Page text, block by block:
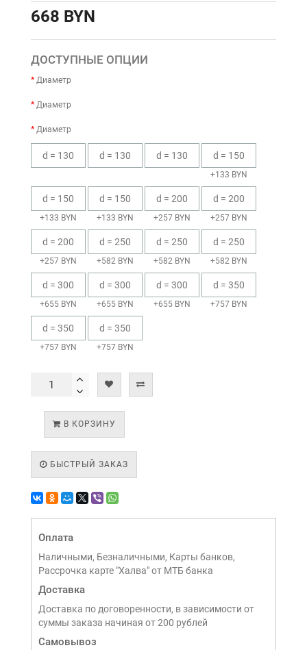
668 BYN
ДОСТУПНЫЕ ОПЦИИ
Диаметр
Диаметр
Диаметр
d = 130 d = 130 d = 130 d = 150
+133 BYN
d = 150
+133 BYN
d = 150
+133 BYN
d = 200
+257 BYN
d = 200
+257 BYN
d = 200
+257 BYN
d = 250
+582 BYN
d = 250
+582 BYN
d = 250
+582 BYN
d = 300
+655 BYN
d = 300
+655 BYN
d = 300
+655 BYN
d = 350
+757 BYN
d = 350
+757 BYN
d = 350
+757 BYN
В КОРЗИНУ
БЫСТРЫЙ ЗАКАЗ
Оплата
Наличными, Безналичными, Карты банков,
Рассрочка карте "Халва" от МТБ банка
Доставка
Доставка по договоренности, в зависимости от
суммы заказа начиная от 200 рублей
Самовывоз